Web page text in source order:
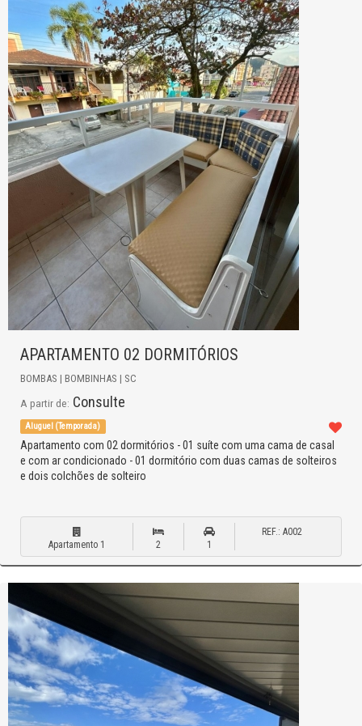
APARTAMENTO 02 DORMITÓRIOS
BOMBAS | BOMBINHAS | SC
A partir de: Consulte
Aluguel (Temporada)
Apartamento com 02 dormitórios - 01 suíte com uma cama de casal
e com ar condicionado - 01 dormitório com duas camas de solteiros
e dois colchões de solteiro
Apartamento 1 2 1
REF.: A002